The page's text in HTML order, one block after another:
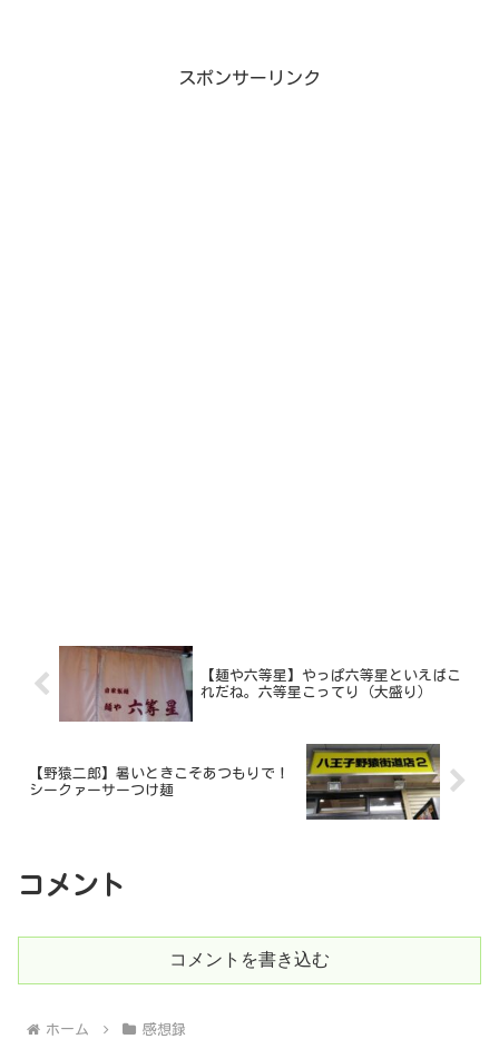
スポンサーリンク
【麺や六等星】やっぱ六等星といえばこ
れだね。六等星こってり（大盛り）
【野猿二郎】暑いときこそあつもりで！
シークァーサーつけ麺
コメント
コメントを書き込む
ホーム 感想録